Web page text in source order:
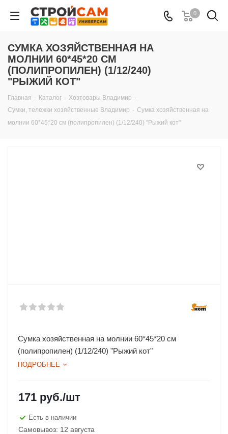
0
СУМКА ХОЗЯЙСТВЕННАЯ НА
МОЛНИИ 60*45*20 СМ
(ПОЛИПРОПИЛЕН) (1/12/240)
"РЫЖИЙ КОТ"
Главная - Каталог - Хозтовары Владимир -
Сумки, тележки хозяйственные Владимир - Сумка хозяйственная на
молнии 60*45*20 см (полипропилен) (1/12/240) "Рыжий кот"
Сумка хозяйственная на молнии 60*45*20 см
(полипропилен) (1/12/240) "Рыжий кот"
ПОДРОБНЕЕ
171 руб./шт
Есть в наличии
Самовывоз: 12 августа